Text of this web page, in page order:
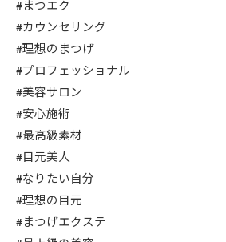
#まつエク
#カウンセリング
#理想のまつげ
#プロフェッショナル
#美容サロン
#安心施術
#最高級素材
#目元美人
#なりたい自分
#理想の目元
#まつげエクステ